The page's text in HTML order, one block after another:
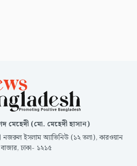
মেহেদী (মো. মেহেদী হাসান)
নজরুল ইসলাম অ্যাভিনিউ (১২ তলা), কারওয়ান
বাজার, ঢাকা- ১২১৫